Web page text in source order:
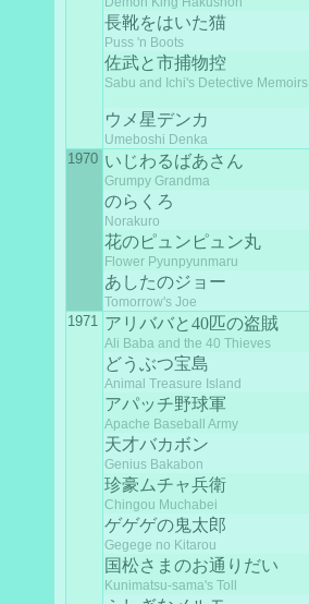
長靴をはいた猫
Puss 'n Boots
佐武と市捕物控
Sabu and Ichi's Detective Memoirs
ウメ星デンカ
Umeboshi Denka
1970 いじわるばあさん
Grumpy Grandma
のらくろ
Norakuro
花のピュンピュン丸
Flower Pyunpyunmaru
あしたのジョー
Tomorrow's Joe
1971 アリババと40匹の盗賊
Ali Baba and the 40 Thieves
どうぶつ宝島
Animal Treasure Island
アパッチ野球軍
Apache Baseball Army
天才バカボン
Genius Bakabon
珍豪ムチャ兵衛
Chingou Muchabei
ゲゲゲの鬼太郎
Gegege no Kitarou
国松さまのお通りだい
Kunimatsu-sama's Toll